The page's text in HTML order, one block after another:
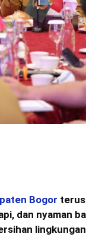
Bogor
dan nyaman